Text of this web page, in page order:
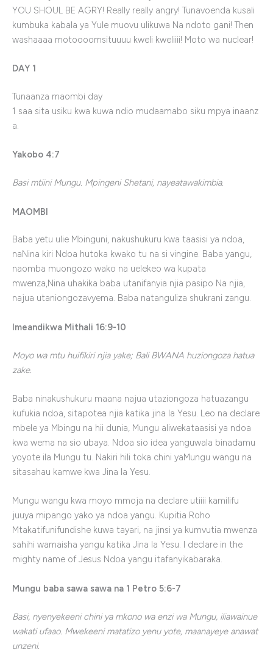
YOU SHOUL BE AGRY! Really really angry! Tunavoenda kusali
kumbuka kabala ya Yule muovu ulikuwa Na ndoto gani! Then
washaaaa motoooomsituuuu kweli kweliiii! Moto wa nuclear!
DAY 1
Tunaanza maombi day
1 saa sita usiku kwa kuwa ndio mudaamabo siku mpya inaanz
a.
Yakobo 4:7
Basi mtiini Mungu. Mpingeni Shetani, nayeatawakimbia.
MAOMBI
Baba yetu ulie Mbinguni, nakushukuru kwa taasisi ya ndoa,
naNina kiri Ndoa hutoka kwako tu na si vingine. Baba yangu,
naomba muongozo wako na uelekeo wa kupata
mwenza,Nina uhakika baba utanifanyia njia pasipo Na njia,
najua utaniongozavyema. Baba natanguliza shukrani zangu.
Imeandikwa Mithali 16:9-10
Moyo wa mtu huifikiri njia yake; Bali BWANA huziongoza hatua
zake.
Baba ninakushukuru maana najua utaziongoza hatuazangu
kufukia ndoa, sitapotea njia katika jina la Yesu. Leo na declare
mbele ya Mbingu na hii dunia, Mungu aliwekataasisi ya ndoa
kwa wema na sio ubaya. Ndoa sio idea yanguwala binadamu
yoyote ila Mungu tu. Nakiri hili toka chini yaMungu wangu na
sitasahau kamwe kwa Jina la Yesu.
Mungu wangu kwa moyo mmoja na declare utiiii kamilifu
juuya mipango yako ya ndoa yangu. Kupitia Roho
Mtakatifunifundishe kuwa tayari, na jinsi ya kumvutia mwenza
sahihi wamaisha yangu katika Jina la Yesu. I declare in the
mighty name of Jesus Ndoa yangu itafanyikabaraka.
Mungu baba sawa sawa na 1 Petro 5:6-7
Basi, nyenyekeeni chini ya mkono wa enzi wa Mungu, iliawainue
wakati ufaao. Mwekeeni matatizo yenu yote, maanayeye anawat
unzeni.